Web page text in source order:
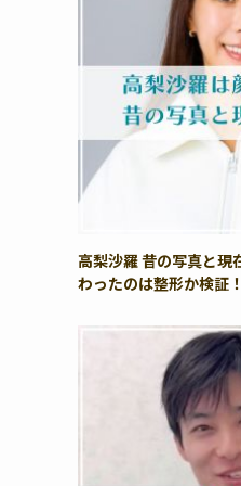
高梨沙羅 昔の写真と現
わったのは整形か検証！